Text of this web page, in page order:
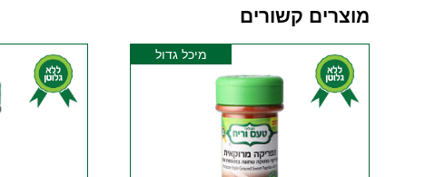
מוצרים קשורים
מיכל גדול